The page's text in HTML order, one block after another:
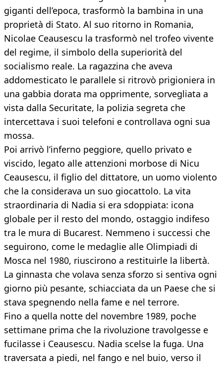
giganti dell’epoca, trasformò la bambina in una
proprietà di Stato. Al suo ritorno in Romania,
Nicolae Ceausescu la trasformò nel trofeo vivente
del regime, il simbolo della superiorità del
socialismo reale. La ragazzina che aveva
addomesticato le parallele si ritrovò prigioniera in
una gabbia dorata ma opprimente, sorvegliata a
vista dalla Securitate, la polizia segreta che
intercettava i suoi telefoni e controllava ogni sua
mossa.
Poi arrivò l’inferno peggiore, quello privato e
viscido, legato alle attenzioni morbose di Nicu
Ceausescu, il figlio del dittatore, un uomo violento
che la considerava un suo giocattolo. La vita
straordinaria di Nadia si era sdoppiata: icona
globale per il resto del mondo, ostaggio indifeso
tra le mura di Bucarest. Nemmeno i successi che
seguirono, come le medaglie alle Olimpiadi di
Mosca nel 1980, riuscirono a restituirle la libertà.
La ginnasta che volava senza sforzo si sentiva ogni
giorno più pesante, schiacciata da un Paese che si
stava spegnendo nella fame e nel terrore.
Fino a quella notte del novembre 1989, poche
settimane prima che la rivoluzione travolgesse e
fucilasse i Ceausescu. Nadia scelse la fuga. Una
traversata a piedi, nel fango e nel buio, verso il